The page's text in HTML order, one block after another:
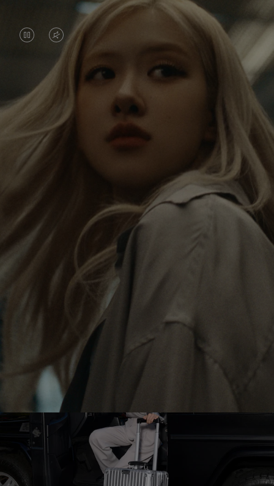
VIDEO
PAUSED,
PLEASE
PRESS
TO
VIDEO
IS
MUTED,
PLEASE
PRESS
UNMUTE
常に世界を旅するロゼ。ひとつひとつの旅が彼女
に新しい視点をもたらし、大きな影響を与えてい
ます。 新たな目的地にたどり着くたびに、彼女
は、世界を、そして自分自身を再発見するので
彼女が愛用する RIMOWA Classic キャビン は、さ
まざまな旅の思い出を彼女に蘇らせます。ひとつ
ひとつのステッカー、傷跡、へこみが、彼女の旅
の軌跡です。